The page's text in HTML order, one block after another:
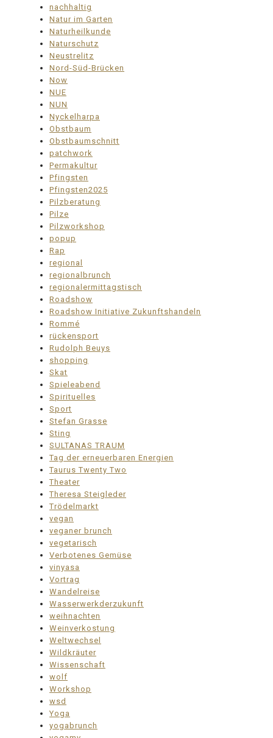
nachhaltig
Natur im Garten
Naturheilkunde
Naturschutz
Neustrelitz
Nord-Süd-Brücken
Now
NUE
NUN
Nyckelharpa
Obstbaum
Obstbaumschnitt
patchwork
Permakultur
Pfingsten
Pfingsten2025
Pilzberatung
Pilze
Pilzworkshop
popup
Rap
regional
regionalbrunch
regionalermittagstisch
Roadshow
Roadshow Initiative Zukunftshandeln
Rommé
rückensport
Rudolph Beuys
shopping
Skat
Spieleabend
Spirituelles
Sport
Stefan Grasse
Sting
SULTANAS TRAUM
Tag der erneuerbaren Energien
Taurus Twenty Two
Theater
Theresa Steigleder
Trödelmarkt
vegan
veganer brunch
vegetarisch
Verbotenes Gemüse
vinyasa
Vortrag
Wandelreise
Wasserwerkderzukunft
weihnachten
Weinverkostung
Weltwechsel
Wildkräuter
Wissenschaft
wolf
Workshop
wsd
Yoga
yogabrunch